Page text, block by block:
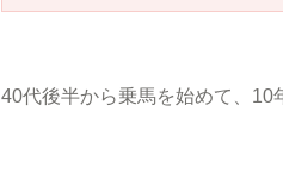
40代後半から乗馬を始めて、10